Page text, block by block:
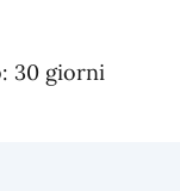
30 giorni